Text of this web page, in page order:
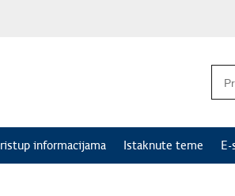
informacijama Istaknute teme